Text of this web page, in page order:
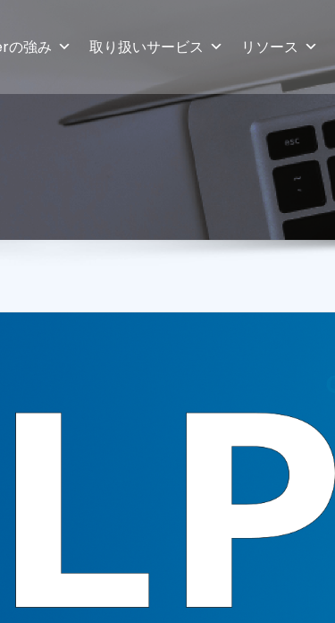
の強み 取り扱いサービス リソース